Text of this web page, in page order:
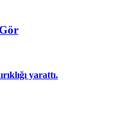
yarattı.